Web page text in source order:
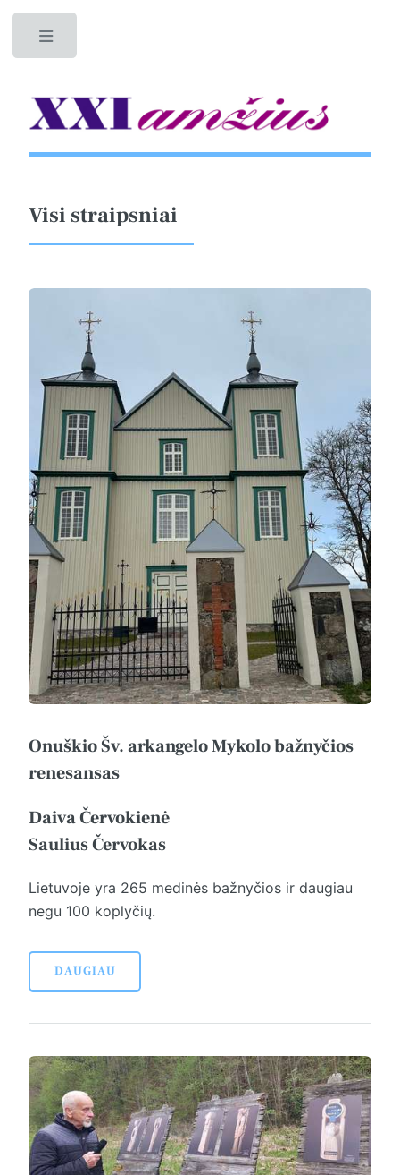
Visi straipsniai
Onuškio Šv. arkangelo Mykolo bažnyčios
renesansas
Daiva Červokienė
Saulius Červokas
Lietuvoje yra 265 medinės bažnyčios ir daugiau
negu 100 koplyčių.
DAUGIAU